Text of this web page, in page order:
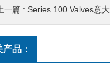
上一篇 : Series 100 Valves意大
品：